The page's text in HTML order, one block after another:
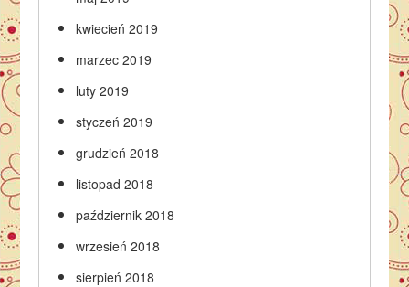
kwiecień 2019
marzec 2019
luty 2019
styczeń 2019
grudzień 2018
listopad 2018
październik 2018
wrzesień 2018
sierpień 2018